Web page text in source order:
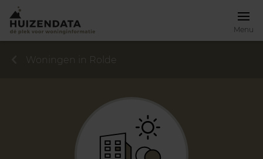
Menu
Woningen in Rolde